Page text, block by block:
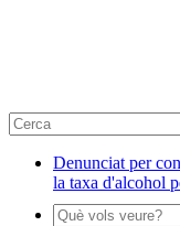
Denunciat per
la taxa d'alcohol